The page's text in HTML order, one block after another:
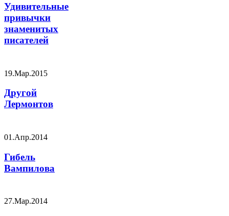
Удивительные
привычки
знаменитых
писателей
19.Мар.2015
Другой
Лермонтов
01.Апр.2014
Гибель
Вампилова
27.Мар.2014